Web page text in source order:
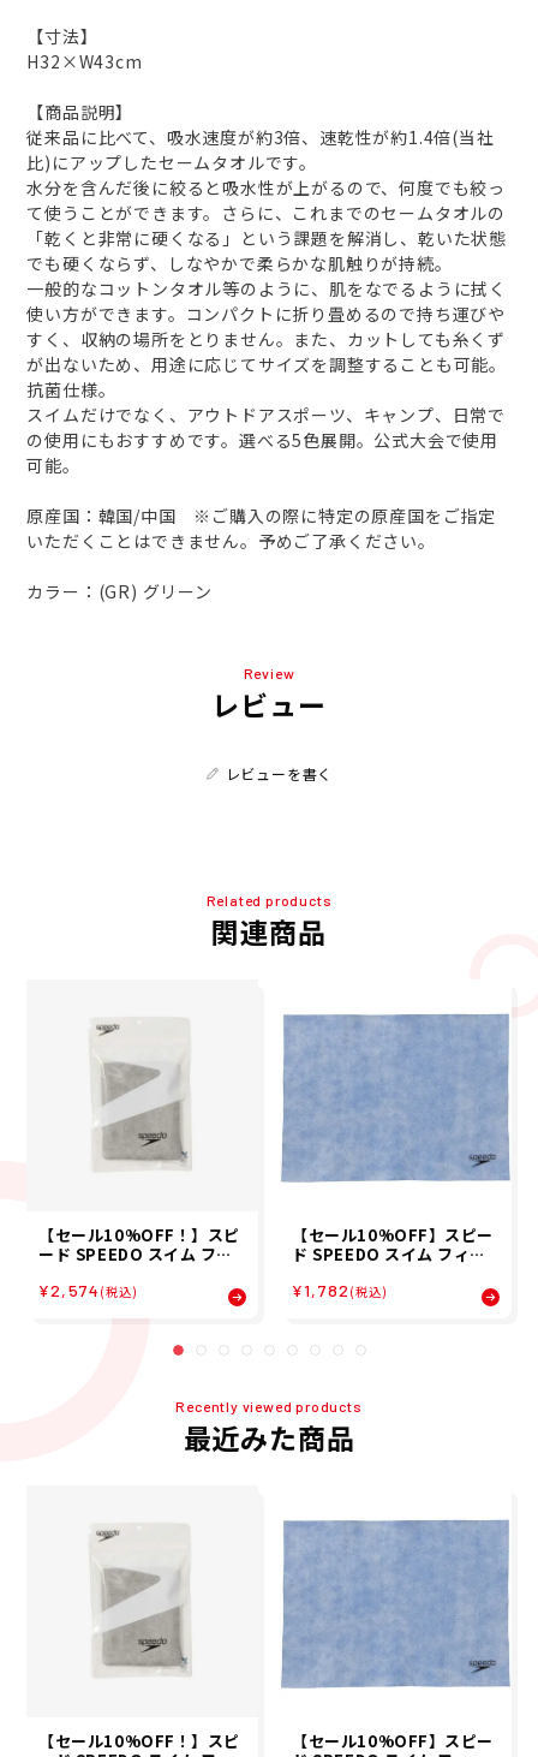
【寸法】
H32×W43cm
【商品説明】
従来品に比べて、吸水速度が約3倍、速乾性が約1.4倍(当社
比)にアップしたセームタオルです。
水分を含んだ後に絞ると吸水性が上がるので、何度でも絞っ
て使うことができます。さらに、これまでのセームタオルの
「乾くと非常に硬くなる」という課題を解消し、乾いた状態
でも硬くならず、しなやかで柔らかな肌触りが持続。
一般的なコットンタオル等のように、肌をなでるように拭く
使い方ができます。コンパクトに折り畳めるので持ち運びや
すく、収納の場所をとりません。また、カットしても糸くず
が出ないため、用途に応じてサイズを調整することも可能。
抗菌仕様。
スイムだけでなく、アウトドアスポーツ、キャンプ、日常で
の使用にもおすすめです。選べる5色展開。公式大会で使用
可能。
原産国：韓国/中国 ※ご購入の際に特定の原産国をご指定
いただくことはできません。予めご了承ください。
カラー：(GR) グリーン
Review
レビュー
レビューを書く
Related products
関連商品
【セール10%OFF！】スピ
ード SPEEDO スイム フィ
吸水 速乾 タオル マイクロ
セーム タオル L Micro セー
ムタオル L SE62002W-GY
¥2,574 (税込)
【セール10%OFF】スピー
ド SPEEDO スイム フィッ
水 速乾 Micro セーム タオ
¥1,782 (税込)
Recently viewed products
最近みた商品
【セール10%OFF！】スピ
【セール10%OFF】スピー